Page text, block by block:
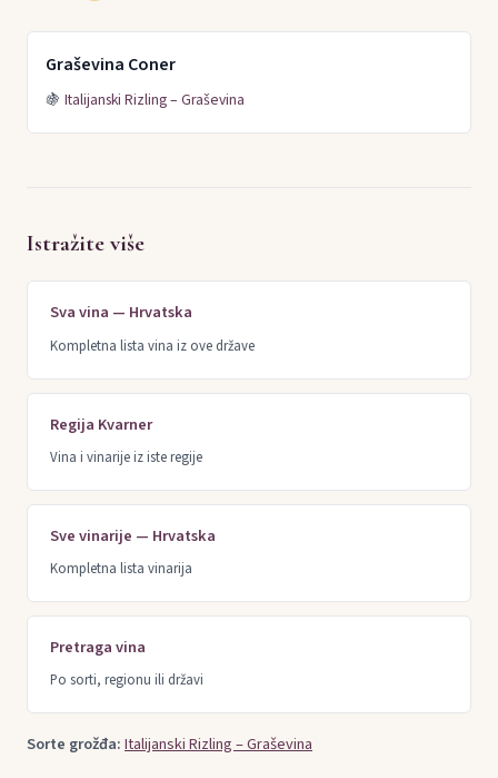
Graševina Coner
🍇 Italijanski Rizling – Graševina
Istražite više
Sva vina — Hrvatska
Kompletna lista vina iz ove države
Regija Kvarner
Vina i vinarije iz iste regije
Sve vinarije — Hrvatska
Kompletna lista vinarija
Pretraga vina
Po sorti, regionu ili državi
Sorte grožđa:Italijanski Rizling – Graševina